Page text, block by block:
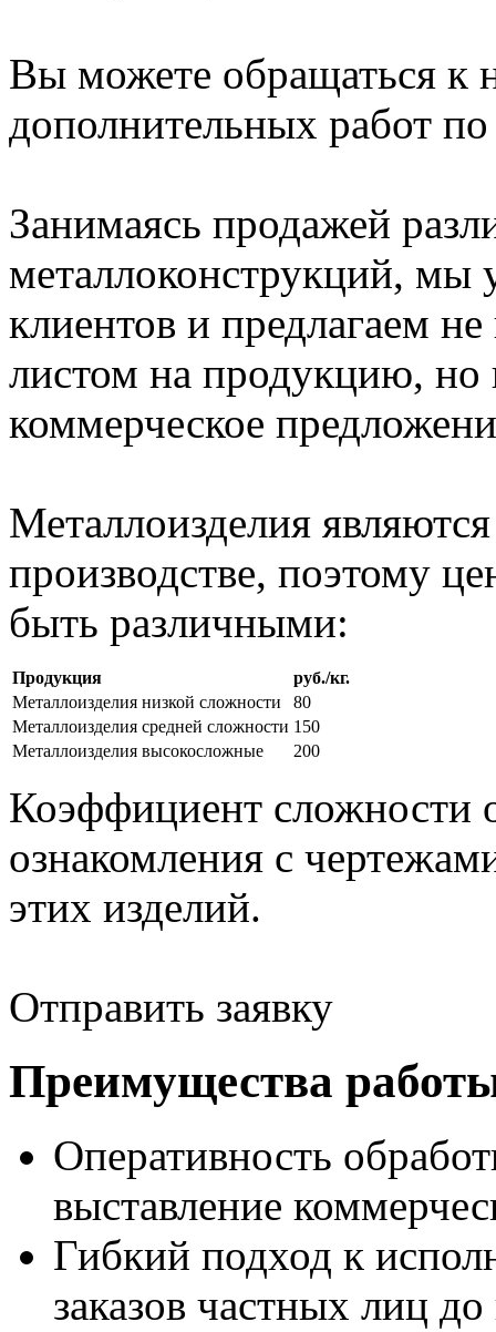
Вы можете обращаться к
дополнительных работ
Занимаясь продажей
металлоконструкций, мы
клиентов и предлагаем
листом на продукцию, но
коммерческое
Металлоизделия
производстве, поэтому
быть различными:
Продукция
руб./кг.
Металлоизделия низкой сложности
80
Металлоизделия средней сложности 150
Металлоизделия высокосложные
200
Коэффициент сложности
ознакомления с
этих изделий.
Отправить заявку
Преимущества
Оперативность
выставление
Гибкий подход к
заказов частных лиц